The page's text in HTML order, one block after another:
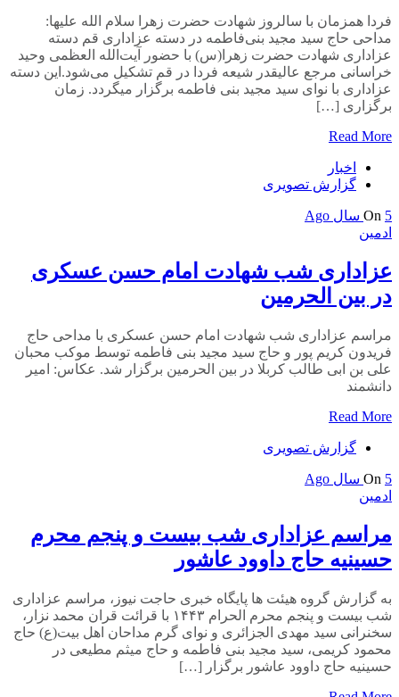
فردا همزمان با سالروز شهادت حضرت زهرا سلام الله علیها:
مداحی حاج سید مجید بنی‌فاطمه در دسته‌ عزاداری قم دسته
عزاداری شهادت حضرت زهرا(س) با حضور آیت‌الله العظمی وحید
خراسانی مرجع عالیقدر شیعه فردا در قم تشکیل می‌شود.این دسته
عزاداری با نوای سید مجید بنی فاطمه برگزار میگردد. زمان
برگزاری […]
Read More
اخبار
گزارش تصویری
On 5 سال Ago
ادمین
عزاداری شب شهادت امام حسن عسکری
در بین الحرمین
مراسم عزاداری شب شهادت امام حسن عسکری با مداحی حاج
فریدون کریم پور و حاج سید مجید بنی فاطمه توسط موکب محبان
علی بن ابی طالب کربلا در بین الحرمین برگزار شد. عکاس: امیر
دانشمند
Read More
گزارش تصویری
On 5 سال Ago
ادمین
مراسم عزاداری شب بیست و پنجم محرم
حسینیه حاج داوود عاشور
به گزارش گروه هیئت ها پایگاه خبری حاجت نیوز، مراسم عزاداری
شب بیست و پنجم محرم الحرام ۱۴۴۳ با قرائت قران محمد نزار،
سخنرانی سید مهدی الجزائری و نوای گرم مداحان اهل بیت(ع) حاج
محمود کریمی، سید مجید بنی فاطمه و حاج میثم مطیعی در
حسینیه حاج داوود عاشور برگزار […]